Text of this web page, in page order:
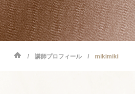
講師プロフィール mikimiki